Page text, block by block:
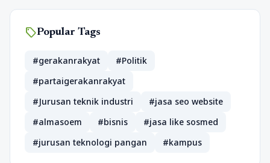
sellPopular Tags
#gerakanrakyat
#Politik
#partaigerakanrakyat
#Jurusan teknik industri
#jasa seo website
#almasoem
#bisnis
#jasa like sosmed
#jurusan teknologi pangan
#kampus